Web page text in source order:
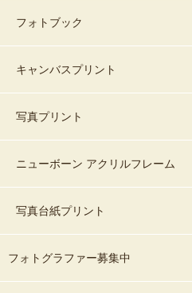
フォトブック
キャンバスプリント
写真プリント
ニューボーン アクリルフレーム
写真台紙プリント
フォトグラファー募集中